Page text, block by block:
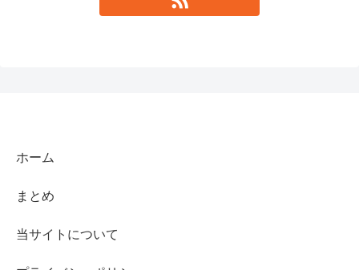
ホーム
まとめ
当サイトについて